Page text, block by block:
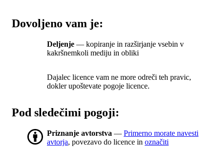
Dovoljeno vam je:
Deljenje — kopiranje in razširjanje vsebin v
kakršnemkoli mediju in obliki
Dajalec licence vam ne more odreči teh pravic,
dokler upoštevate pogoje licence.
Pod sledečimi pogoji:
Priznanje avtorstva — Primerno morate navesti
avtorja, povezavo do licence in označiti